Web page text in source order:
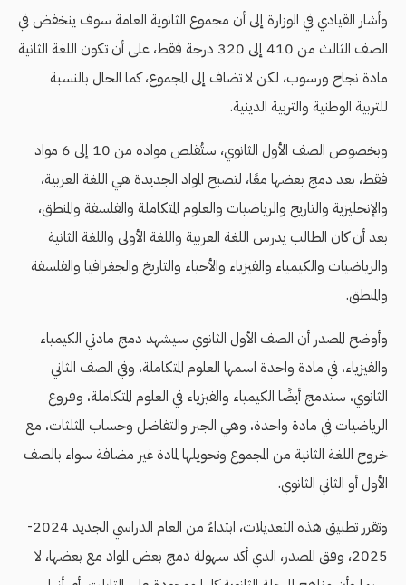
وأشار القيادي في الوزارة إلى أن مجموع الثانوية العامة سوف ينخفض في
الصف الثالث من 410 إلى 320 درجة فقط، على أن تكون اللغة الثانية
مادة نجاح ورسوب، لكن لا تضاف إلى المجموع، كما الحال بالنسبة
للتربية الوطنية والتربية الدينية.
وبخصوص الصف الأول الثانوي، ستُقلص مواده من 10 إلى 6 مواد
فقط، بعد دمج بعضها معًا، لتصبح المواد الجديدة هي اللغة العربية،
والإنجليزية والتاريخ والرياضيات والعلوم المتكاملة والفلسفة والمنطق،
بعد أن كان الطالب يدرس اللغة العربية واللغة الأولى واللغة الثانية
والرياضيات والكيمياء والفيزياء والأحياء والتاريخ والجغرافيا والفلسفة
والمنطق.
وأوضح المصدر أن الصف الأول الثانوي سيشهد دمج مادتي الكيمياء
والفيزياء، في مادة واحدة اسمها العلوم المتكاملة، وفي الصف الثاني
الثانوي، ستدمج أيضًا الكيمياء والفيزياء في العلوم المتكاملة، وفروع
الرياضيات في مادة واحدة، وهي الجبر والتفاضل وحساب المثلثات، مع
خروج اللغة الثانية من المجموع وتحويلها لمادة غير مضافة سواء بالصف
الأول أو الثاني الثانوي.
وتقرر تطبيق هذه التعديلات، ابتداءً من العام الدراسي الجديد 2024-
2025، وفق المصدر، الذي أكد سهولة دمج بعض المواد مع بعضها، لا